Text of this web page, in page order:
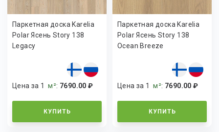
Паркетная доска Karelia
Polar Ясень Story 138
Legacy
Цена за 1м²: 7690.00 ₽
КУПИТЬ
Паркетная доска Karelia
Polar Ясень Story 138
Ocean Breeze
Цена за 1м²: 7690.00 ₽
КУПИТЬ